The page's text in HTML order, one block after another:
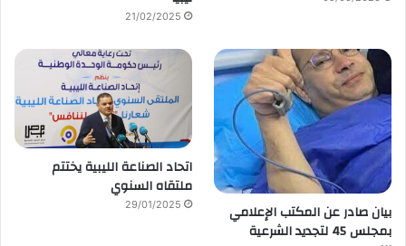
21/02/2025
بيان صادر عن المكتب الإعلامي
بمجلس 45 لتجديد الشرعية
اتحاد الصناعة الليبية يختتم
ملتقاه السنوي
29/01/2025